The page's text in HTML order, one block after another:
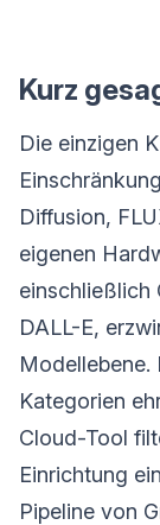
Kurz
Die einzigen
Diffusion,
eigenen
einschließlich
DALL-E,
Modellebene.
Kategorien
Cloud-Tool
Einrichtung
Pipeline von